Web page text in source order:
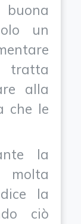
un
tratta
alla
che le
la
molta
la
ciò